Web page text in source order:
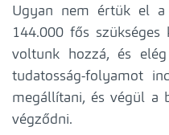
Ugyan nem értük el a
144.000 fős
voltunk hozzá, és
tudatosság-folyamot
megállítani, és végül a
végződni.